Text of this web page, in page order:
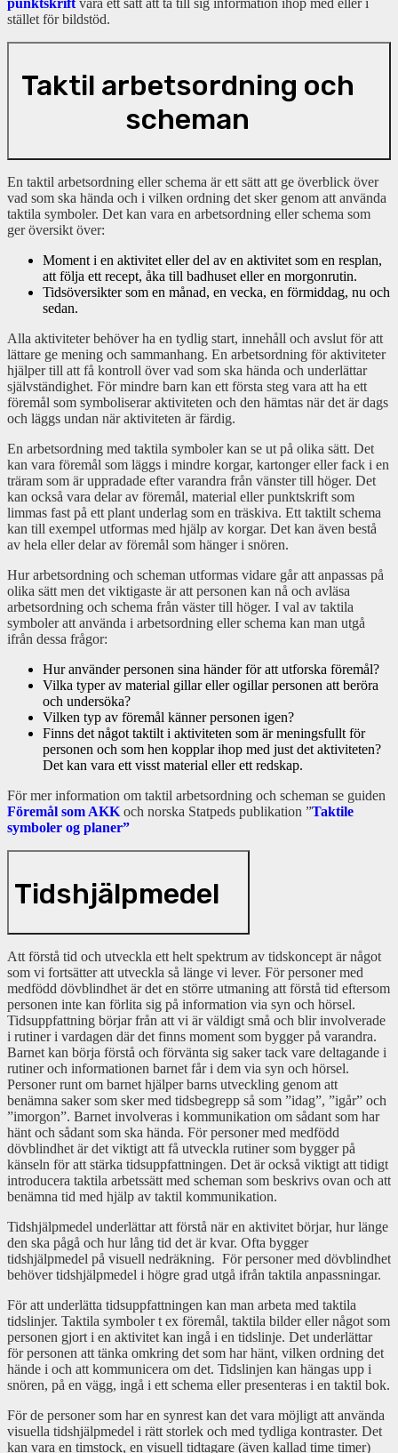
punktskriftvara ett sätt att ta till sig information ihop med eller i
stället för bildstöd.
Taktil arbetsordning och
scheman
En taktil arbetsordning eller schema är ett sätt att ge överblick över
vad som ska hända och i vilken ordning det sker genom att använda
taktila symboler. Det kan vara en arbetsordning eller schema som
ger översikt över:
Moment i en aktivitet eller del av en aktivitet som en resplan,
att följa ett recept, åka till badhuset eller en morgonrutin.
Tidsöversikter som en månad, en vecka, en förmiddag, nu och
sedan.
Alla aktiviteter behöver ha en tydlig start, innehåll och avslut för att
lättare ge mening och sammanhang. En arbetsordning för aktiviteter
hjälper till att få kontroll över vad som ska hända och underlättar
självständighet. För mindre barn kan ett första steg vara att ha ett
föremål som symboliserar aktiviteten och den hämtas när det är dags
och läggs undan när aktiviteten är färdig.
En arbetsordning med taktila symboler kan se ut på olika sätt. Det
kan vara föremål som läggs i mindre korgar, kartonger eller fack i en
träram som är uppradade efter varandra från vänster till höger. Det
kan också vara delar av föremål, material eller punktskrift som
limmas fast på ett plant underlag som en träskiva. Ett taktilt schema
kan till exempel utformas med hjälp av korgar. Det kan även bestå
av hela eller delar av föremål som hänger i snören.
Hur arbetsordning och scheman utformas vidare går att anpassas på
olika sätt men det viktigaste är att personen kan nå och avläsa
arbetsordning och schema från väster till höger. I val av taktila
symboler att använda i arbetsordning eller schema kan man utgå
ifrån dessa frågor:
Hur använder personen sina händer för att utforska föremål?
Vilka typer av material gillar eller ogillar personen att beröra
och undersöka?
Vilken typ av föremål känner personen igen?
Finns det något taktilt i aktiviteten som är meningsfullt för
personen och som hen kopplar ihop med just det aktiviteten?
Det kan vara ett visst material eller ett redskap.
För mer information om taktil arbetsordning och scheman se guiden
Föremål som AKK och norska Statpeds publikation ”Taktile
symboler og planer”
Tidshjälpmedel
Att förstå tid och utveckla ett helt spektrum av tidskoncept är något
som vi fortsätter att utveckla så länge vi lever. För personer med
medfödd dövblindhet är det en större utmaning att förstå tid eftersom
personen inte kan förlita sig på information via syn och hörsel.
Tidsuppfattning börjar från att vi är väldigt små och blir involverade
i rutiner i vardagen där det finns moment som bygger på varandra.
Barnet kan börja förstå och förvänta sig saker tack vare deltagande i
rutiner och informationen barnet får i dem via syn och hörsel.
Personer runt om barnet hjälper barns utveckling genom att
benämna saker som sker med tidsbegrepp så som ”idag”, ”igår” och
”imorgon”. Barnet involveras i kommunikation om sådant som har
hänt och sådant som ska hända. För personer med medfödd
dövblindhet är det viktigt att få utveckla rutiner som bygger på
känseln för att stärka tidsuppfattningen. Det är också viktigt att tidigt
introducera taktila arbetssätt med scheman som beskrivs ovan och att
benämna tid med hjälp av taktil kommunikation.
Tidshjälpmedel underlättar att förstå när en aktivitet börjar, hur länge
den ska pågå och hur lång tid det är kvar. Ofta bygger
tidshjälpmedel på visuell nedräkning. För personer med dövblindhet
behöver tidshjälpmedel i högre grad utgå ifrån taktila anpassningar.
För att underlätta tidsuppfattningen kan man arbeta med taktila
tidslinjer. Taktila symboler t ex föremål, taktila bilder eller något som
personen gjort i en aktivitet kan ingå i en tidslinje. Det underlättar
för personen att tänka omkring det som har hänt, vilken ordning det
hände i och att kommunicera om det. Tidslinjen kan hängas upp i
snören, på en vägg, ingå i ett schema eller presenteras i en taktil bok.
För de personer som har en synrest kan det vara möjligt att använda
visuella tidshjälpmedel i rätt storlek och med tydliga kontraster. Det
kan vara en timstock, en visuell tidtagare (även kallad time timer)